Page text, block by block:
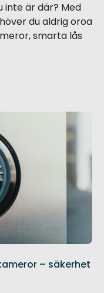
inte är där? Med
du aldrig oroa
smarta lås
– säkerhet